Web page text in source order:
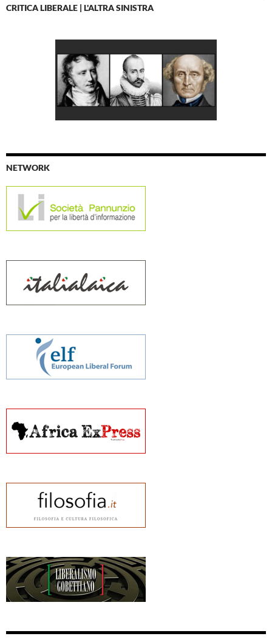
CRITICA LIBERALE | L'ALTRA SINISTRA
NETWORK